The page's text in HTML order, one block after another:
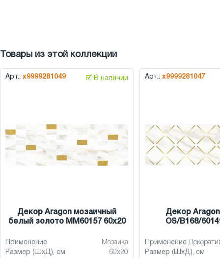
Товары из этой коллекции
Арт.: х9999281049 🗹 В наличии
Декор Aragon мозаичный
белый золото MM60157 60x20
Применение
Мозаика
Размер (ШхД), см
60x20
Арт.: х9999281047
Декор
OS/B168/
Применение
Размер (ШхД), см